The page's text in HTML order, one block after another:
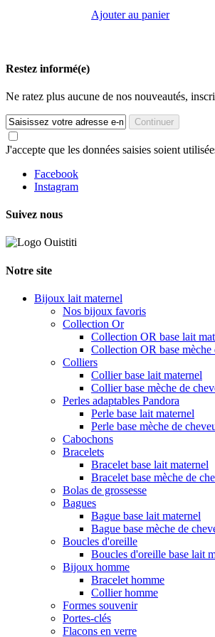
Ajouter au panier
Restez informé(e)
Ne ratez plus aucune de nos nouveautés,
Continuer
J'accepte que les données saisies soient
Facebook
Instagram
Suivez nous
Notre site
Bijoux lait maternel
Nos bijoux favoris
Collection Or
Collection OR base lait
Collection OR base mèche
Colliers
Collier base lait maternel
Collier base mèche de
Perles adaptables Pandora
Perle base lait maternel
Perle base mèche de
Cabochons
Bracelets
Bracelet base lait maternel
Bracelet base mèche de
Bolas de grossesse
Bagues
Bague base lait maternel
Bague base mèche de
Boucles d'oreille
Boucles d'oreille base lait
Bijoux homme
Bracelet homme
Collier homme
Formes souvenir
Portes-clés
Flacons en verre